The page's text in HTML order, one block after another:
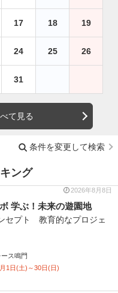
17 18 19
24 25 26
31
て見る
条件を変更して検索
ング
2026年8月8日
学ぶ！未来の遊園地
セプト 教育的なプロジェ
ス鳴門
1日(土)～30日(日)